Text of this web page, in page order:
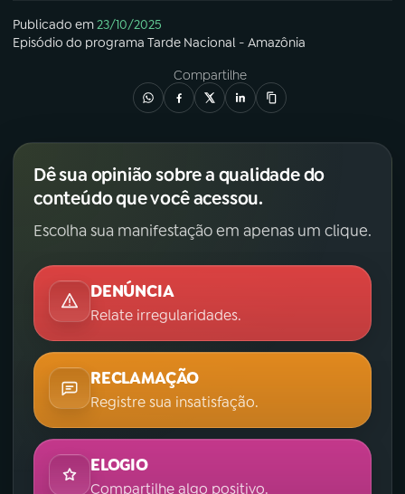
Publicado em23/10/2025
Episódio do programa Tarde Nacional - Amazônia
Compartilhe
Dê sua opinião sobre a qualidade do
conteúdo que você acessou.
Escolha sua manifestação em apenas um clique.
DENÚNCIA
Relate irregularidades.
RECLAMAÇÃO
Registre sua insatisfação.
ELOGIO
Compartilhe algo positivo.